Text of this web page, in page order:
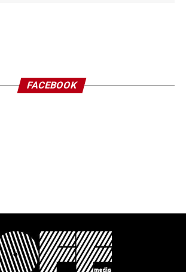
FACEBOOK